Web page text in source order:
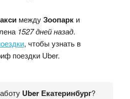
междуЗоопарки
1527 дней назад.
, чтобы узнать в
поездки Uber.
Uber Екатеринбург?